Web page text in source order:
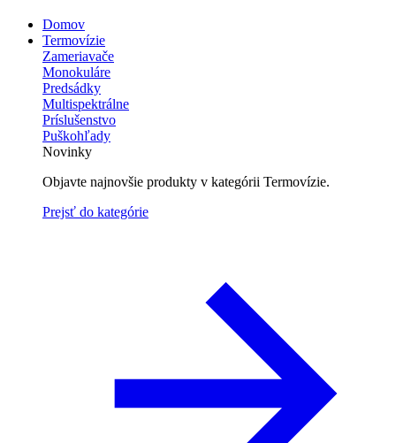
Domov
Termovízie
Zameriavače
Monokuláre
Predsádky
Multispektrálne
Príslušenstvo
Puškohľady
Novinky
Objavte najnovšie produkty v kategórii Termovízie.
Prejsť do kategórie